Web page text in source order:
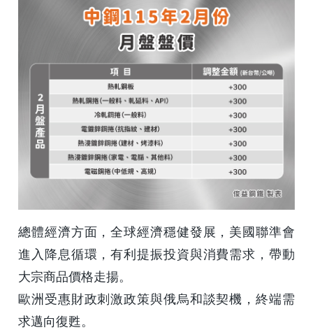
總體經濟方面，全球經濟穩健發展，美國聯準會
進入降息循環，有利提振投資與消費需求，帶動
大宗商品價格走揚。
歐洲受惠財政刺激政策與俄烏和談契機，終端需
求邁向復甦。